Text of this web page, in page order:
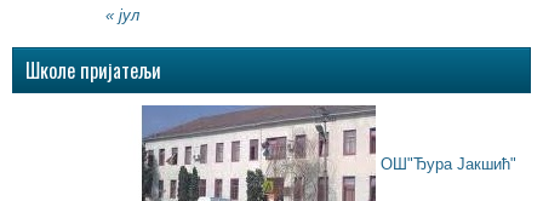
« јул
Школе пријатељи
ОШ"Ђура Јакшић"